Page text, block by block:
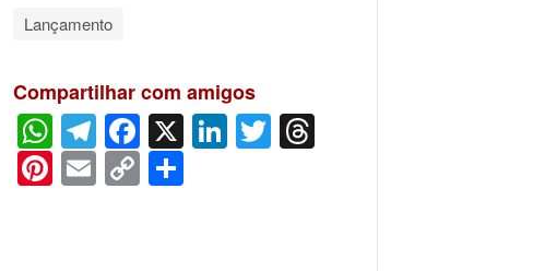
Lançamento
Compartilhar com amigos
WhatsApp
Telegram
Facebook
X LinkedIn
Twitter
Pinterest
Email
Copy
Link